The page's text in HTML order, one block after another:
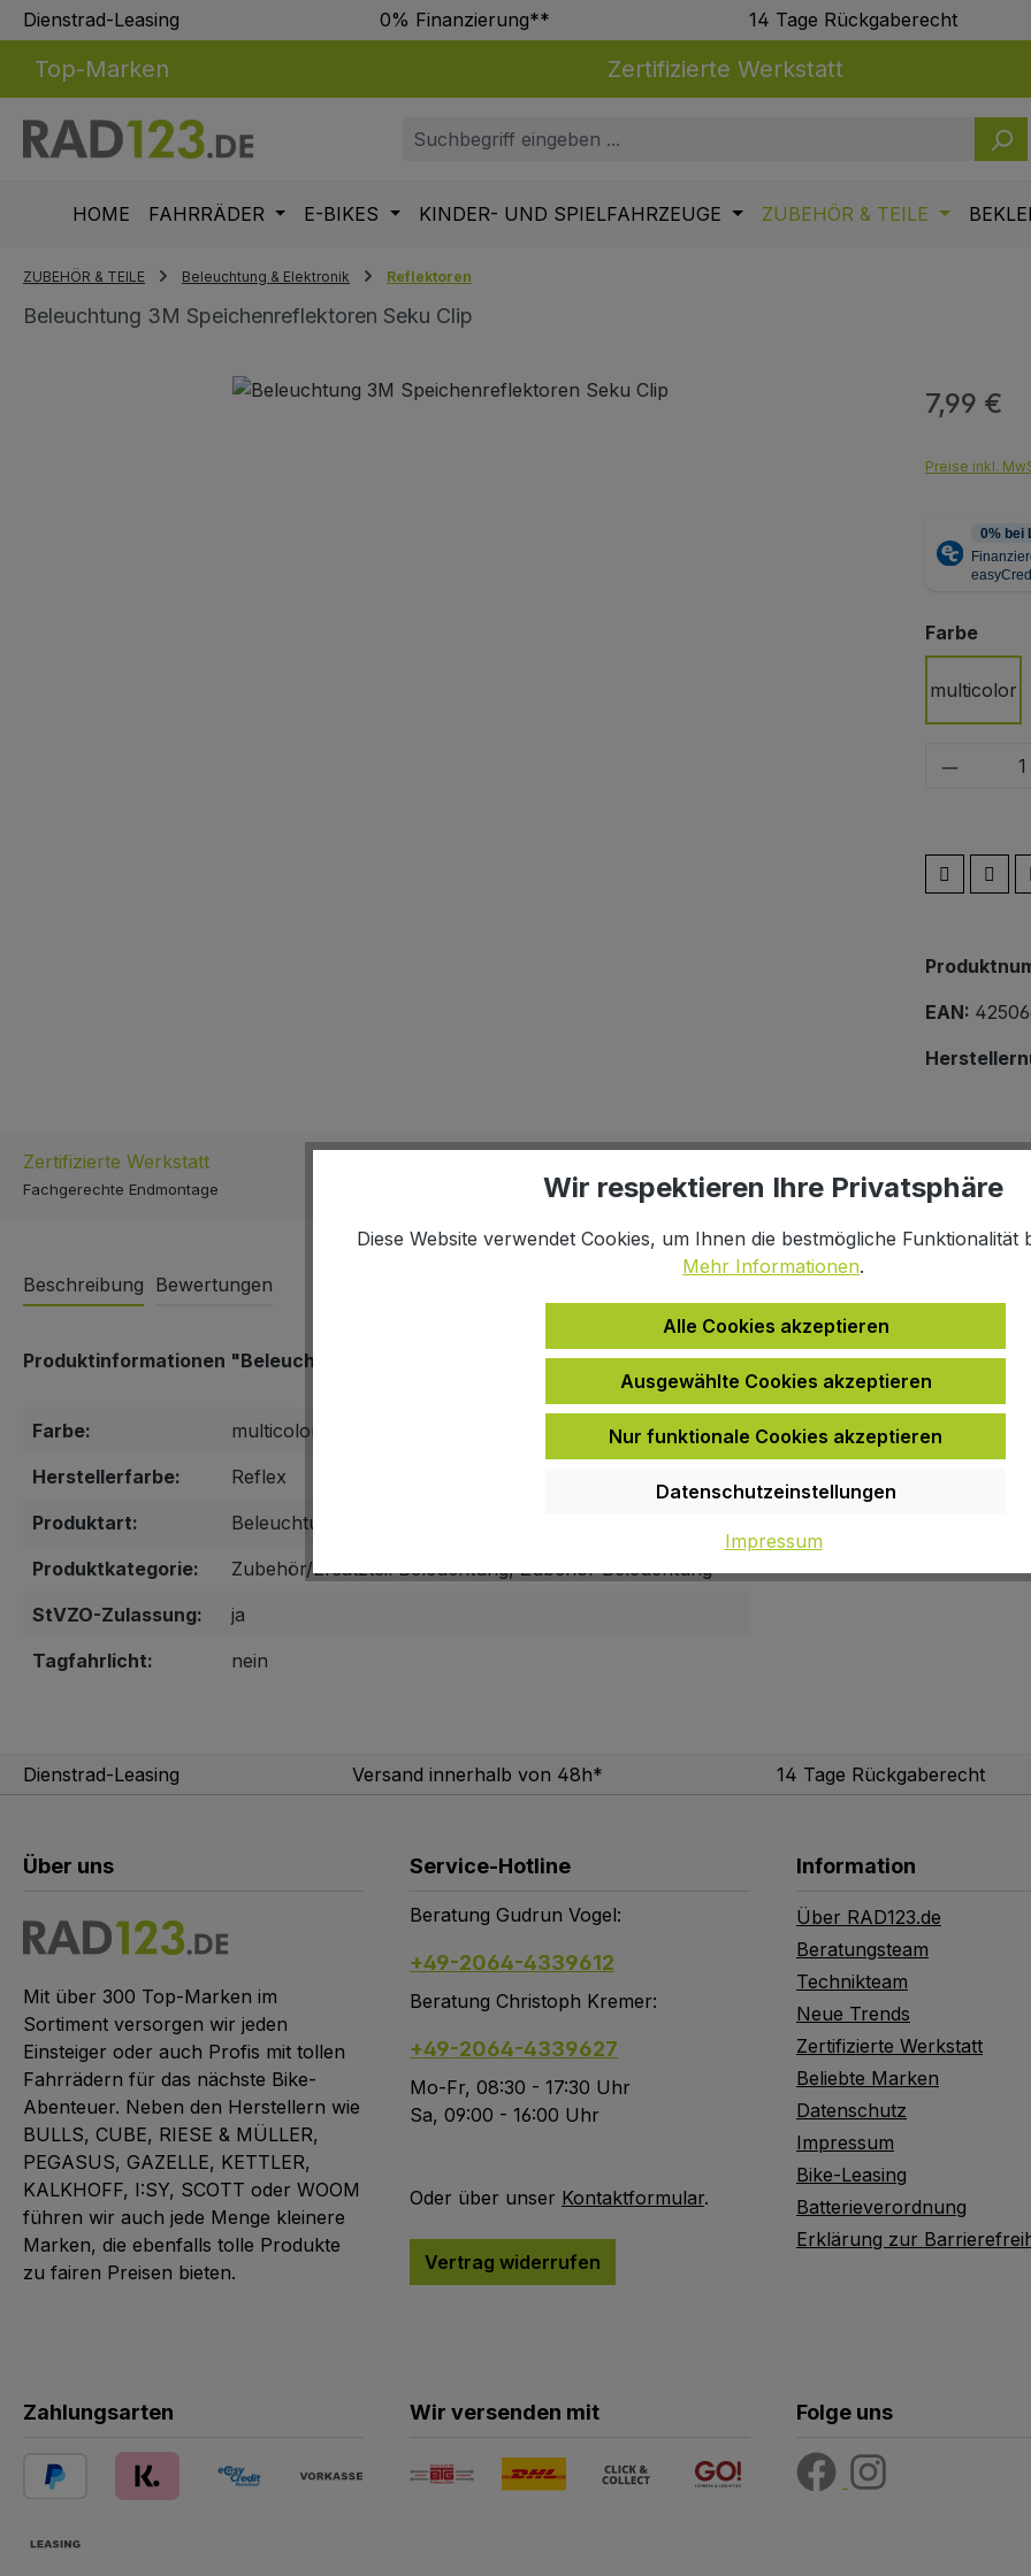
Hauptinhalt springen
Zur Suche springen
Zur Hauptnavigation springen
Dienstrad-Leasing 0% Finanzierung** 14 Tage Rückgaberecht
Top-Marken Zertifizierte Werkstatt
HOME FAHRRÄDER E-BIKES KINDER- UND SPIELFAHRZEUGE ZUBEHÖR & TEILE
ZUBEHÖR & TEILE Beleuchtung & Elektronik Reflektoren
Beleuchtung 3M Speichenreflektoren Seku Clip
Bildergalerie überspringen
Regulärer
7,99 €
Preise inkl.
Farbe
multicolor
EAN:
Zertifizierte Werkstatt
Fachgerechte Endmontage Versand innerhalb 48h* Online kaufen, im Fachmarkt
Beschreibung Bewertungen
Produktinformationen "Beleuchtung 3M Speichenreflektoren Seku Clip"
Farbe:
multicolor
Herstellerfarbe:
Reflex
Produktart:
Beleuchtung
Produktkategorie:
Zubehör/Ersatzteil Beleuchtung, Zubehör Beleuchtung
StVZO-Zulassung:
ja
Tagfahrlicht:
nein
Dienstrad-Leasing Versand innerhalb von 48h* 14 Tage Rückgaberecht
Über uns
Mit über 300 Top-Marken im
Sortiment versorgen wir jeden
Einsteiger oder auch Profis mit tollen
Fahrrädern für das nächste Bike-
Abenteuer. Neben den Herstellern wie
BULLS, CUBE, RIESE & MÜLLER,
PEGASUS, GAZELLE, KETTLER,
KALKHOFF, I:SY, SCOTT oder WOOM
führen wir auch jede Menge kleinere
Marken, die ebenfalls tolle Produkte
zu fairen Preisen bieten.
Service-Hotline
Beratung Gudrun Vogel:
+49-2064-4339612
Beratung Christoph Kremer:
+49-2064-4339627
Mo-Fr, 08:30 - 17:30 Uhr
Sa, 09:00 - 16:00 Uhr
Oder über unser Kontaktformular.
Vertrag widerrufen
Information
Über RAD123.de
Beratungsteam
Technikteam
Neue Trends
Zertifizierte Werkstatt
Beliebte Marken
Datenschutz
Impressum
Bike-Leasing
Batterieverordnung
Erklärung zur
Zahlungsarten Wir versenden mit Folge uns
Wir respektieren Ihre Privatsphäre
Diese Website verwendet Cookies, um Ihnen die bestmögliche Funktionalität
Mehr Informationen.
Alle Cookies akzeptieren
Ausgewählte Cookies akzeptieren
Nur funktionale Cookies akzeptieren
Datenschutzeinstellungen
Impressum